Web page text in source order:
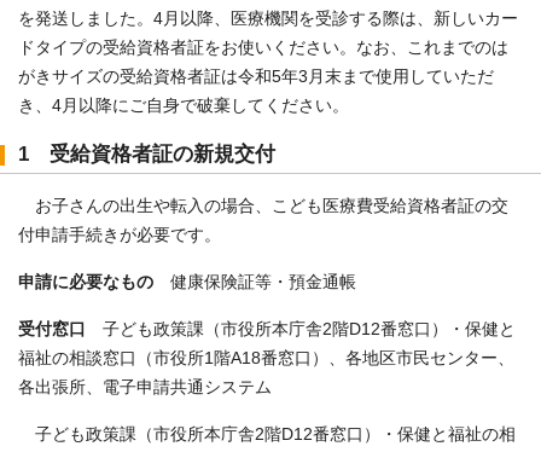
を発送しました。4月以降、医療機関を受診する際は、新しいカー
ドタイプの受給資格者証をお使いください。なお、これまでのは
がきサイズの受給資格者証は令和5年3月末まで使用していただ
き、4月以降にご自身で破棄してください。
1 受給資格者証の新規交付
お子さんの出生や転入の場合、こども医療費受給資格者証の交
付申請手続きが必要です。
申請に必要なもの 健康保険証等・預金通帳
受付窓口 子ども政策課（市役所本庁舎2階D12番窓口）・保健と
福祉の相談窓口（市役所1階A18番窓口）、各地区市民センター、
各出張所、電子申請共通システム
子ども政策課（市役所本庁舎2階D12番窓口）・保健と福祉の相